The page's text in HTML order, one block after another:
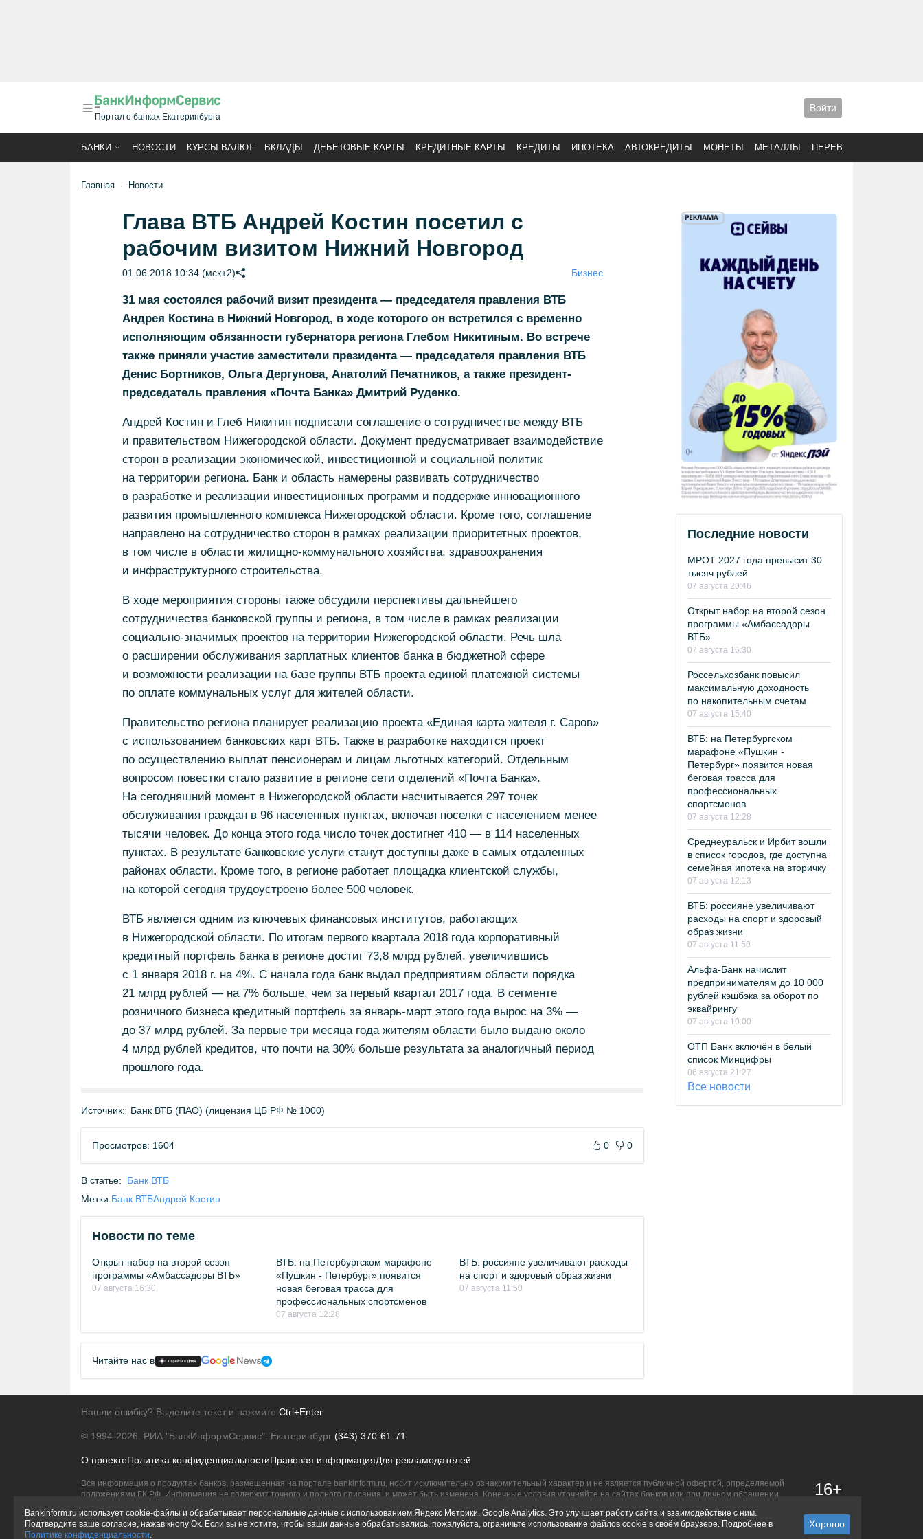
Портал о банках Екатеринбурга
Войти
БАНКИ НОВОСТИ КУРСЫ ВАЛЮТ ВКЛАДЫ ДЕБЕТОВЫЕ КАРТЫ КРЕДИТНЫЕ КАРТЫ КРЕДИТЫ ИПОТЕКА АВТОКРЕДИТЫ МОНЕТЫ МЕТАЛЛЫ ПЕРЕВОДЫ
Главная Новости
Глава ВТБ Андрей Костин посетил с
рабочим визитом Нижний Новгород
01.06.2018 10:34 (мск+2) Бизнес
31 мая состоялся рабочий визит президента — председателя правления ВТБ
Андрея Костина в Нижний Новгород, в ходе которого он встретился с временно
исполняющим обязанности губернатора региона Глебом Никитиным. Во встрече
также приняли участие заместители президента — председателя правления ВТБ
Денис Бортников, Ольга Дергунова, Анатолий Печатников, а также президент-
председатель правления «Почта Банка» Дмитрий Руденко.
Андрей Костин и Глеб Никитин подписали соглашение о сотрудничестве между ВТБ
и правительством Нижегородской области. Документ предусматривает взаимодействие
сторон в реализации экономической, инвестиционной и социальной политик
на территории региона. Банк и область намерены развивать сотрудничество
в разработке и реализации инвестиционных программ и поддержке инновационного
развития промышленного комплекса Нижегородской области. Кроме того, соглашение
направлено на сотрудничество сторон в рамках реализации приоритетных проектов,
в том числе в области жилищно-коммунального хозяйства, здравоохранения
и инфраструктурного строительства.
В ходе мероприятия стороны также обсудили перспективы дальнейшего
сотрудничества банковской группы и региона, в том числе в рамках реализации
социально-значимых проектов на территории Нижегородской области. Речь шла
о расширении обслуживания зарплатных клиентов банка в бюджетной сфере
и возможности реализации на базе группы ВТБ проекта единой платежной системы
по оплате коммунальных услуг для жителей области.
Правительство региона планирует реализацию проекта «Единая карта жителя г. Саров»
с использованием банковских карт ВТБ. Также в разработке находится проект
по осуществлению выплат пенсионерам и лицам льготных категорий. Отдельным
вопросом повестки стало развитие в регионе сети отделений «Почта Банка».
На сегодняшний момент в Нижегородской области насчитывается 297 точек
обслуживания граждан в 96 населенных пунктах, включая поселки с населением менее
тысячи человек. До конца этого года число точек достигнет 410 — в 114 населенных
пунктах. В результате банковские услуги станут доступны даже в самых отдаленных
районах области. Кроме того, в регионе работает площадка клиентской службы,
на которой сегодня трудоустроено более 500 человек.
ВТБ является одним из ключевых финансовых институтов, работающих
в Нижегородской области. По итогам первого квартала 2018 года корпоративный
кредитный портфель банка в регионе достиг 73,8 млрд рублей, увеличившись
с 1 января 2018 г. на 4%. С начала года банк выдал предприятиям области порядка
21 млрд рублей — на 7% больше, чем за первый квартал 2017 года. В сегменте
розничного бизнеса кредитный портфель за январь-март этого года вырос на 3% —
до 37 млрд рублей. За первые три месяца года жителям области было выдано около
4 млрд рублей кредитов, что почти на 30% больше результата за аналогичный период
прошлого года.
Источник: Банк ВТБ (ПАО) (лицензия ЦБ РФ № 1000)
Просмотров: 1604 0 0
В статье:
Банк ВТБ
Метки:Банк ВТБАндрей Костин
Новости по теме
Открыт набор на второй сезон
программы «Амбассадоры ВТБ»
07 августа 16:30
ВТБ: на Петербургском марафоне
«Пушкин - Петербург» появится
новая беговая трасса для
профессиональных спортсменов
07 августа 12:28
ВТБ: россияне увеличивают расходы
на спорт и здоровый образ жизни
07 августа 11:50
Читайте нас в
Последние новости
МРОТ 2027 года превысит 30
тысяч рублей
07 августа 20:46
Открыт набор на второй сезон
программы «Амбассадоры
ВТБ»
07 августа 16:30
Россельхозбанк повысил
максимальную доходность
по накопительным счетам
07 августа 15:40
ВТБ: на Петербургском
марафоне «Пушкин -
Петербург» появится новая
беговая трасса для
профессиональных
спортсменов
07 августа 12:28
Среднеуральск и Ирбит вошли
в список городов, где доступна
семейная ипотека на вторичку
07 августа 12:13
ВТБ: россияне увеличивают
расходы на спорт и здоровый
образ жизни
07 августа 11:50
Альфа-Банк начислит
предпринимателям до 10 000
рублей кэшбэка за оборот по
эквайрингу
07 августа 10:00
ОТП Банк включён в белый
список Минцифры
06 августа 21:27
Все новости
Нашли ошибку? Выделите текст и нажмите Ctrl+Enter
© 1994-2026. РИА "БанкИнформСервис". Екатеринбург (343) 370-61-71
О проектеПолитика конфиденциальностиПравовая информацияДля рекламодателей
Вся информация о продуктах банков, размещенная на портале bankinform.ru, носит исключительно ознакомительный характер и не является публичной офертой, определяемой
положениями ГК РФ. Информация не содержит точного и полного описания, и может быть изменена. Конечные условия уточняйте на сайтах банков или при личном обращении.
16+
Bankinform.ru использует cookie-файлы и обрабатывает персональные данные с использованием Яндекс Метрики, Google Analytics. Это улучшает работу сайта и взаимодействие с ним.
Подтвердите ваше согласие, нажав кнопу Ок. Если вы не хотите, чтобы ваши данные обрабатывались, пожалуйста, ограничьте использование файлов cookie в своём браузере. Подробнее в
Политике конфиденциальности.